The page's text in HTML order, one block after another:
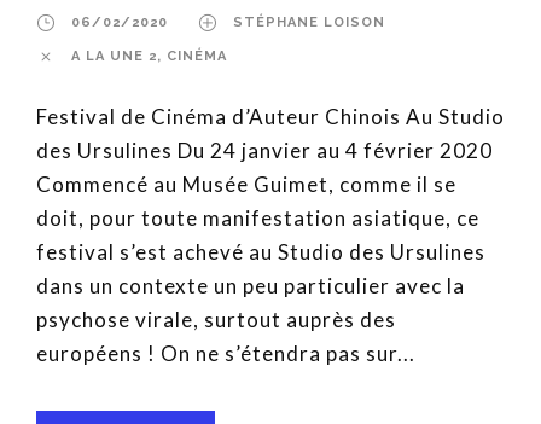
06/02/2020 STÉPHANE LOISON
A LA UNE 2, CINÉMA
Festival de Cinéma d’Auteur Chinois Au Studio
des Ursulines Du 24 janvier au 4 février 2020
Commencé au Musée Guimet, comme il se
doit, pour toute manifestation asiatique, ce
festival s’est achevé au Studio des Ursulines
dans un contexte un peu particulier avec la
psychose virale, surtout auprès des
européens ! On ne s’étendra pas sur...